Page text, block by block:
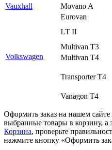
Vauxhall
Movano A
Volkswagen
Eurovan
LT II
Multivan T3
Multivan T4
Transporter T4
Vanagon T4
Оформить заказ на нашем сайте
выбранные товары в корзину, а
Корзина, проверьте
нажмите кнопку «Оформить